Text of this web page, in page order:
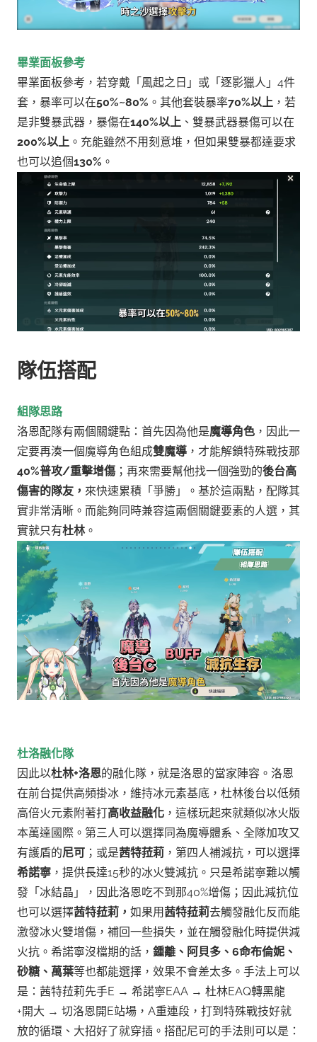
畢業面板參考
畢業面板參考，若穿戴「風起之日」或「逐影獵人」4件
套，暴率可以在50%~80% 。其他套裝暴率70%以上 ，若
是非雙暴武器，暴傷在140%以上 、雙暴武器暴傷可以在
200%以上 。 充能雖然不用刻意堆，但如果雙暴都達要求
也可以追個130% 。
隊伍搭配
組隊思路
洛恩配隊有兩個關鍵點：首先因為他是魔導角色 ，因此一
定要再湊一個魔導角色組成雙魔導 ，才能解鎖特殊戰技那
40%普攻/重擊增傷 ；再來需要幫他找一個強勁的後台高
傷害的隊友， 來快速累積「爭勝」。基於這兩點，配隊其
實非常清晰。而能夠同時兼容這兩個關鍵要素的人選，其
實就只有杜林。
杜洛融化隊
因此以杜林+洛恩的融化隊，就是洛恩的當家陣容。洛恩
在前台提供高頻掛冰，維持冰元素基底，杜林後台以低頻
高倍火元素附著打高收益融化 ，這樣玩起來就類似冰火版
本萬達國際。第三人可以選擇同為魔導體系、全隊加攻又
有護盾的尼可 ；或是茜特菈莉 ，第四人補減抗，可以選擇
希諾寧 ，提供長達15秒的冰火雙減抗。只是希諾寧難以觸
發「冰結晶」，因此洛恩吃不到那40%增傷；因此減抗位
也可以選擇茜特菈莉， 如果用 茜特菈莉去觸發融化反而能
激發冰火雙增傷，補回一些損失，並在觸發融化時提供減
火抗。希諾寧沒檔期的話， 鍾離、阿貝多、6命布倫妮、
砂糖、萬葉等也都能選擇，效果不會差太多。 手法上可以
是：茜特菈莉先手E → 希諾寧EAA → 杜林EAQ轉黑龍
+開大 → 切洛恩開E站場，A重連段，打到特殊戰技好就
放的循環、大招好了就穿插。搭配尼可的手法則可以是：